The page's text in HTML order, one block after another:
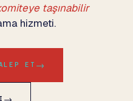
taşınabilir
hizmeti.
ET →